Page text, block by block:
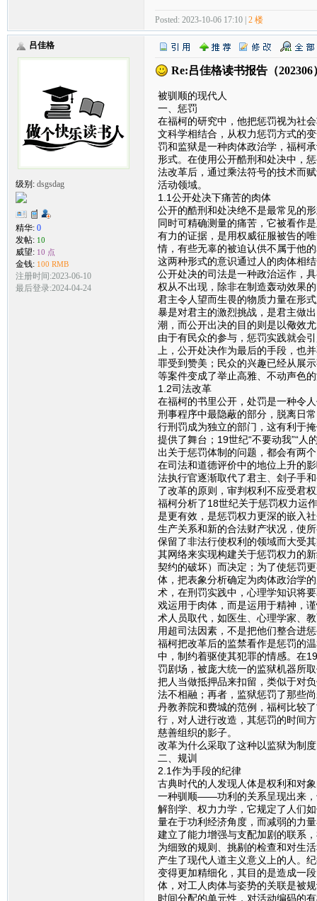
Posted: 2023-10-06 17:10 | 2 楼
吕佳格
级别: dsgsdag
精华: 0
发帖: 10
威望: 10 点
金钱: 100 RMB
注册时间:2023-06-10
最后登录:2024-04-24
Re:吕佳格读书报告（
被驯顺的现代人
一、惩罚
在福柯的研究中，他把惩罚视为社
文科学相结合，从权力惩罚方式的
罚和监狱是一种肉体政治学，福柯
形式。在使用公开酷刑和处决中，
法改革后，通过乘法符号的技术而
活动领域。
1.1公开处决下痛苦的肉体
公开的酷刑和处决绝不是最常见的
同时可精确测量的痛苦，它被看作
有力的证据，是用权威征服被告的
情，有些无辜的被迫认供不属于他
这两种形式的意识通过人的肉体相
公开处决的司法是一种政治运作，
权从不出现，除非在制造轰动效果
君主令人望而生畏的物质力量在形
暴是对君主的激烈挑战，是君主做
潮，而公开出决的目的则是以儆效
由于有民众的参与，惩罚实践就会
上，公开处决作为最后的手段，也
罪受到赞美；民众的兴趣已经从展
等案件变成了举止高雅、不动声色
1.2司法改革
在福柯的书里公开，处罚是一种令
刑事程序中最隐蔽的部分，脱离日
行刑罚成为独立的部门，这有利于
提供了舞台；19世纪“不要动我”“
出关于惩罚体制的问题，都会有两
在司法和道德评价中的地位上升的
法执行官逐渐取代了君主、刽子手
了改革的原则，审判权利不应受君
福柯分析了18世纪关于惩罚权力运
是更有效，是惩罚权力更深的嵌入
生产关系和新的合法财产状况，使
保留了非法行使权利的领域而大受
其网络来实现构建关于惩罚权力的
契约的破坏）而决定；为了使惩罚
体，把表象分析确定为肉体政治学
术，在刑罚实践中，心理学知识将
戏运用于肉体，而是运用于精神，
术人员取代，如医生、心理学家、
用超司法因素，不是把他们整合进
福柯把改革后的监禁看作是惩罚的
中，制约着驱使其犯罪的情感。在
罚剧场，被庞大统一的监狱机器所
把人当做抵押品来扣留，类似于对
法不相融；再者，监狱惩罚了那些
丹教养院和费城的范例，福柯比较
行，对人进行改造，其惩罚的时间
慈善组织的影子。
改革为什么采取了这种以监狱为制
二、规训
2.1作为手段的纪律
古典时代的人发现人体是权利和对
一种驯顺——功利的关系呈现出来，
解剖学、权力力学，它规定了人们
量在于功利经济角度，而减弱的力
建立了能力增强与支配加剧的联系
为细致的规则、挑剔的检查和对生
产生了现代人道主义意义上的人。
变得更加精细化，其目的是造成一
体，对工人肉体与姿势的关联是被
时间分配的单元性，对活动编码的